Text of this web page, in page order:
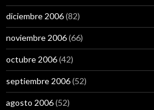
diciembre 2006(82)
noviembre 2006(66)
octubre 2006(42)
septiembre 2006(52)
agosto 2006(52)